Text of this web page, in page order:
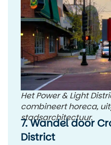
Het Power & Light
combineert horeca,
stadsarchitectuur.
7. Wandel door
District